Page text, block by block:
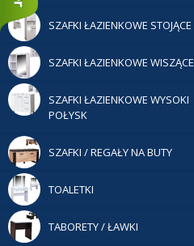
SZAFKI ŁAZIENKOWE STOJĄCE
SZAFKI ŁAZIENKOWE WISZĄCE
SZAFKI ŁAZIENKOWE WYSOKI
POŁYSK
SZAFKI / REGAŁY NA BUTY
TOALETKI
TABORETY / ŁAWKI